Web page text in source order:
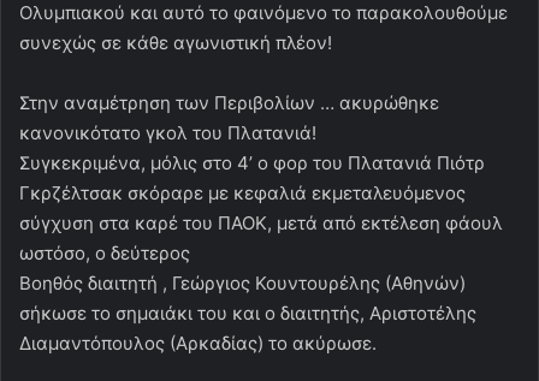
Ολυμπιακού και αυτό το φαινόμενο το παρακολουθούμε
συνεχώς σε κάθε αγωνιστική πλέον!
Στην αναμέτρηση των Περιβολίων … ακυρώθηκε
κανονικότατο γκολ του Πλατανιά!
Συγκεκριμένα, μόλις στο 4’ ο φορ του Πλατανιά Πιότρ
Γκρζέλτσακ σκόραρε με κεφαλιά εκμεταλευόμενος
σύγχυση στα καρέ του ΠΑΟΚ, μετά από εκτέλεση φάουλ
ωστόσο, ο δεύτερος
Βοηθός διαιτητή , Γεώργιος Κουντουρέλης (Αθηνών)
σήκωσε το σημαιάκι του και ο διαιτητής, Αριστοτέλης
Διαμαντόπουλος (Αρκαδίας) το ακύρωσε.